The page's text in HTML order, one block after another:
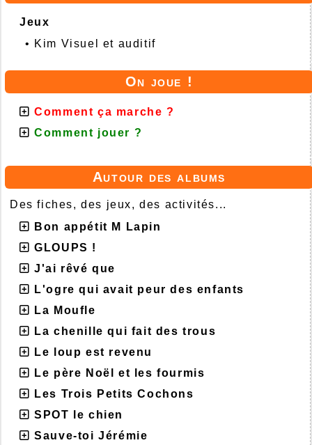
Jeux
• Kim Visuel et auditif
On joue !
Comment ça marche ?
Comment jouer ?
Autour des albums
Des fiches, des jeux, des activités...
Bon appétit M Lapin
GLOUPS !
J'ai rêvé que
L'ogre qui avait peur des enfants
La Moufle
La chenille qui fait des trous
Le loup est revenu
Le père Noël et les fourmis
Les Trois Petits Cochons
SPOT le chien
Sauve-toi Jérémie